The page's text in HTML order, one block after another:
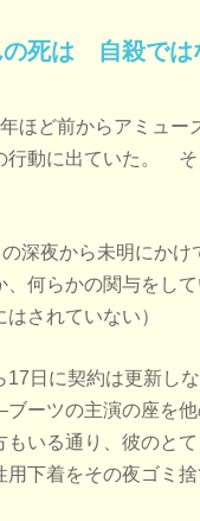
の死は 自殺では
ほど前からアミュ
行動に出ていた。
深夜から未明にか
、何らかの関与をし
されていない）
17日に契約は更新し
ーツの主演の座を
もいる通り、彼のと
下着をその夜ゴミ捨